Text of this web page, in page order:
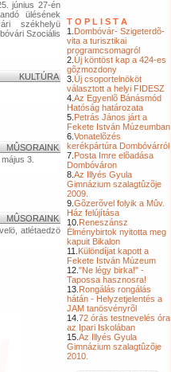
T O P L I S T A
1. Dombóvár- Szigeterdõ-
vita a turisztikai
programcsomagról
2. Új köntöst kap a 424-es
gõzmozdony
3. Új csoportelnököt
választott a helyi FIDESZ
4. Az Egyenlõ Bánásmód
Hatóság határozata
5. Petrás János járt a
Fekete István Múzeumban
6. Vonatelõzés
kerékpártúra Dombóvárról
7. Posta Imre elõadása
Dombóváron
8. Az Illyés Gyula
Gimnázium szalagtûzõje
2009.
9. Gõzerõvel folyik a Mûv.
Ház felújítása
10. Reneszánsz
Élménybirtok nyitotta meg
kapuit Bikalon
11. Különdíjat kapott a
Fekete István Múzeum
12. "Ne légy birka!" -
Tapossa hasznosra!
13. Rongálás rongálás
hátán - Helyzetjelentés a
JAM tanösvényrõl
14. 72 órás testnevelés óra
az Ipari Iskolában
15. Az Illyés Gyula
Gimnázium szalagtûzõje
2010.
június 27-én
ülésének
székhelyü
Szociális
KULTÚRA
MÛSORAINK
3.
MÛSORAINK
atlétaedzö